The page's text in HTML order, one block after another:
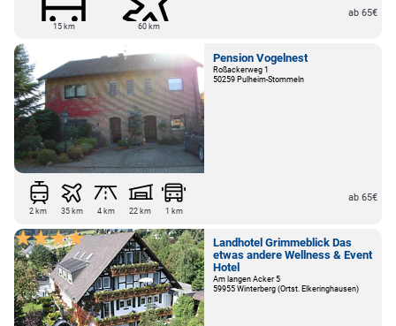
15 km 60 km
ab 65€
Pension Vogelnest
Roßackerweg 1
50259 Pulheim-Stommeln
2 km 35 km 4 km 22 km 1 km
ab 65€
Landhotel Grimmeblick Das
etwas andere Wellness & Event
Hotel
Am langen Acker 5
59955 Winterberg (Ortst. Elkeringhausen)